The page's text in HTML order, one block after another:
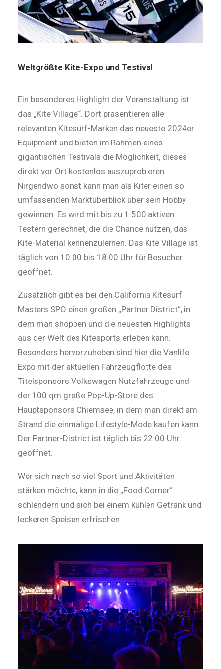
Weltgrößte Kite-Expo und Testival
Ein besonderes Highlight der Veranstaltung ist
das „Kite Village“. Dort präsentieren alle
relevanten Kitesurf-Marken das neueste 2024er
Equipment und bieten im Rahmen eines
gigantischen Testivals die Möglichkeit, dieses
direkt vor Ort kostenlos auszuprobieren.
Nirgendwo sonst kann man als Kiter einen so
umfassenden Marktüberblick über sein Hobby
gewinnen. Es wird mit bis zu 1.500 aktiven
Testern gerechnet, die die Chance nutzen, das
Kite-Material kennenzulernen. Das Kite Village ist
täglich von 10:00 bis 18:00 Uhr für Besucher
geöffnet.
Zusätzlich gibt es bei den California Kitesurf
Masters SPO einen großen „Partner District“, in
dem man shoppen und die neuesten Highlights
aus der Welt des Kitesports erleben kann.
Besonders hervorzuheben sind hier die Vanlife
Expo mit der aktuellen Fahrzeugflotte des
Titelsponsors Volkswagen Nutzfahrzeuge und
der 100 qm große Pop-Up-Store des
Hauptsponsors Chiemsee, in dem man direkt am
Strand die einmalige Lifestyle-Mode kaufen kann.
Der Partner-District ist täglich bis 22:00 Uhr
geöffnet.
Wer sich nach so viel Sport und Aktivitäten
stärken möchte, kann in die „Food Corner“
schlendern und sich bei einem kühlen Getränk und
leckeren Speisen erfrischen.